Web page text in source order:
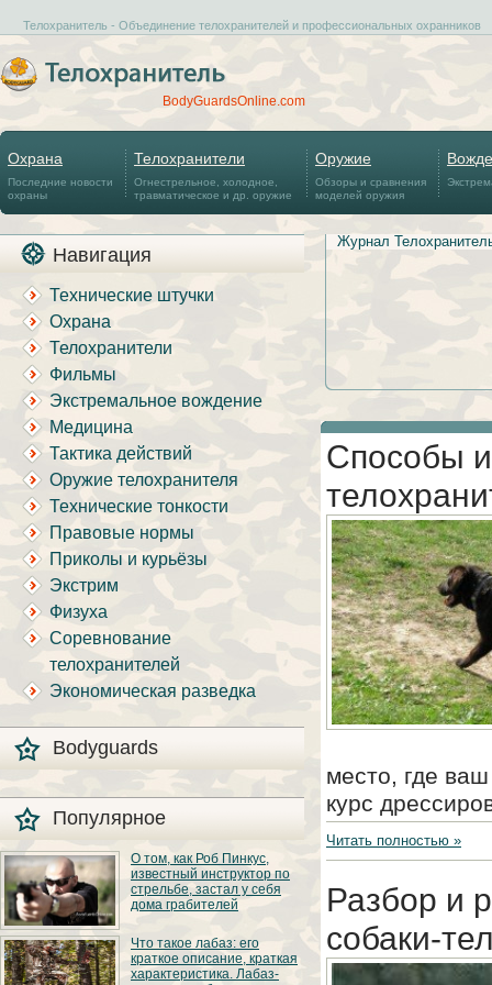
Телохранитель - Объединение телохранителей и профессиональных охранников
BodyGuardsOnline.com
Охрана
Последние новости
охраны
Телохранители
Огнестрельное, холодное,
травматическое и др. оружие
Оружие
Обзоры и сравнения
моделей оружия
Навигация
Технические штучки
Охрана
Телохранители
Фильмы
Экстремальное вождение
Медицина
Тактика действий
Оружие телохранителя
Технические тонкости
Правовые нормы
Приколы и курьёзы
Экстрим
Физуха
Соревнование
телохранителей
Экономическая разведка
Bodyguards
Популярное
О том, как Роб Пинкус,
известный инструктор по
стрельбе, застал у себя
дома грабителей
Вот вы всё говорите:
«В США круто, там
можно любого
постороннего в своём
Что такое лабаз: его
краткое описание, краткая
характеристика. Лабаз-
Журнал
Способы
место, где
курс
Читать полностью »
Разбор и
собаки-